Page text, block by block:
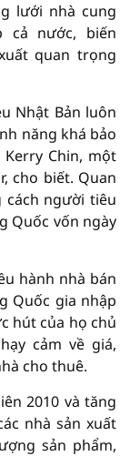
lưới nhà cung
nước, biến
quan trọng
Nhật Bản luôn
năng khá bảo
Chin, một
cho biết. Quan
người tiêu
Quốc vốn ngày
hành nhà bán
Quốc gia nhập
hút của họ chủ
cảm về giá,
cho thuê.
2010 và tăng
nhà sản xuất
sản phẩm,